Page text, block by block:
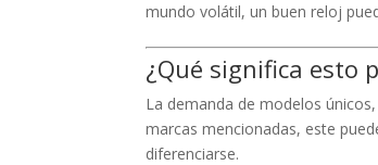
mundo volátil, un buen reloj
¿Qué significa esto
La demanda de modelos
marcas mencionadas, este
diferenciarse.